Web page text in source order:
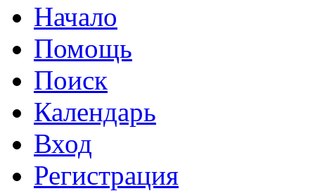
Начало
Помощь
Поиск
Календарь
Вход
Регистрация